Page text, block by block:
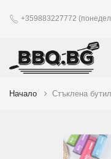
+359883227772
Начало Стъклена